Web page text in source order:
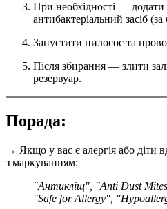
При необхідності — додати
антибактеріальний засіб
Запустити пилосос та
Після збирання — злити
резервуар.
Порада:
→ Якщо у вас є алергія або діти
з маркуванням:
"Антикліщ", "Anti Dust
"Safe for Allergy",